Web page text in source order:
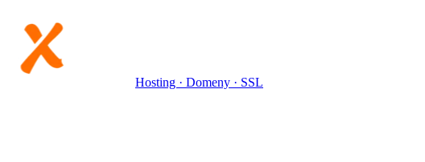
Hosting · Domeny · SSL